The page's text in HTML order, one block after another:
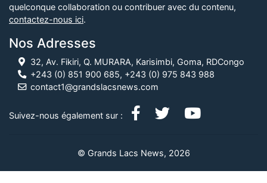
quelconque collaboration ou contribuer avec du contenu,
contactez-nous ici.
Nos Adresses
32, Av. Fikiri, Q. MURARA, Karisimbi, Goma, RDCongo
+243 (0) 851 900 685, +243 (0) 975 843 988
contact1@grandslacsnews.com
Suivez-nous également sur :
© Grands Lacs News, 2026